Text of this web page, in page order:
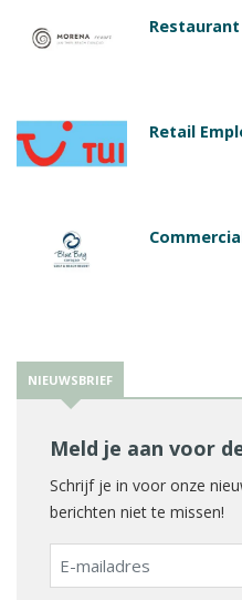
Retail
NIEUWSBRIEF
Meld je aan voor
Schrijf je in voor onze
berichten niet te missen!
E-
mailadres